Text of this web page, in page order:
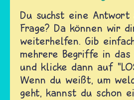
Du suchst eine
Frage? Da können wir
weiterhelfen. Gib
mehrere Begriffe in das
und klicke dann auf
Wenn du weißt, um
geht, kannst du schon